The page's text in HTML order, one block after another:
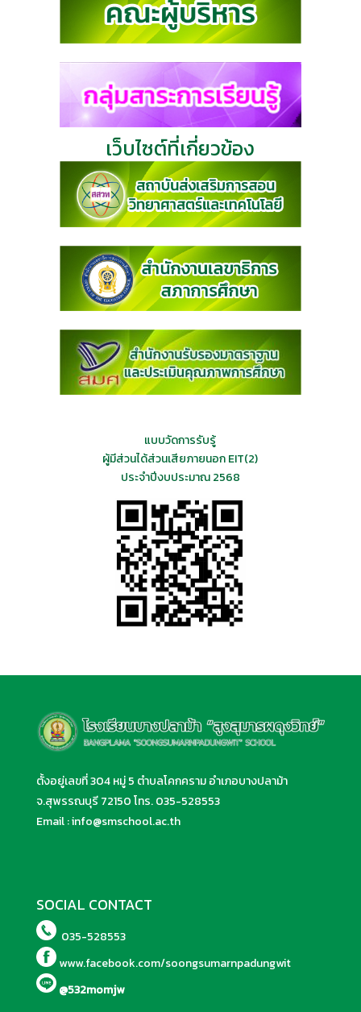
เว็บไซต์ที่เกี่ยวข้อง
แบบวัดการรับรู้
ผู้มีส่วนได้ส่วนเสียภายนอก EIT(2)
ประจำปีงบประมาณ 2568
ตั้งอยู่เลขที่ 304 หมู่ 5 ตำบลโคกคราม อำเภอบางปลาม้า
จ.สุพรรณบุรี 72150 โทร.035-528553
Email :info@smschool.ac.th
SOCIAL CONTACT
035-528553
www.facebook.com/soongsumarnpadungwit
@532momjw